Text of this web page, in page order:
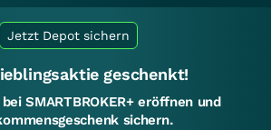
Jetzt Depot sichern
geschenkt!
SMARTBROKER+ eröffnen und
sichern.